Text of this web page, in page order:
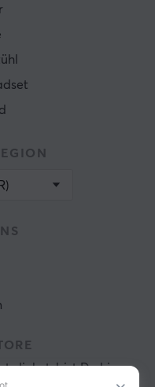
liebst, bist Du hier
wir ständig